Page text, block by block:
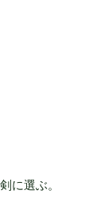
に選ぶ。